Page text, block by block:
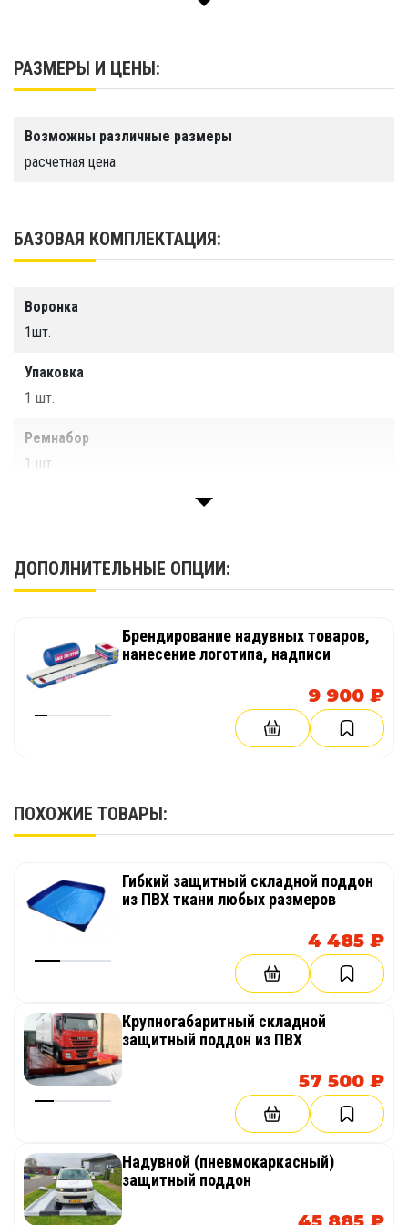
Цветовое исполнение
Срок службы
Более 10 лет
1 год.
РАЗМЕРЫ И ЦЕНЫ:
Возможны различные размеры
расчетная цена
БАЗОВАЯ КОМПЛЕКТАЦИЯ:
Воронка
1шт.
Упаковка
1 шт.
Ремнабор
1 шт.
ДОПОЛНИТЕЛЬНЫЕ ОПЦИИ:
Брендирование надувных товаров,
нанесение логотипа, надписи
9 900 ₽
ПОХОЖИЕ ТОВАРЫ:
Гибкий защитный складной поддон
из ПВХ ткани любых размеров
4 485 ₽
Крупногабаритный складной
защитный поддон из ПВХ
57 500 ₽
Надувной (пневмокаркасный)
защитный поддон